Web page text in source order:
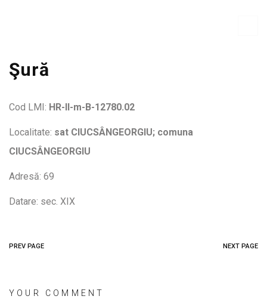
Şură
Cod LMI: HR-II-m-B-12780.02
Localitate: sat CIUCSÂNGEORGIU; comuna
CIUCSÂNGEORGIU
Adresă: 69
Datare: sec. XIX
PREV PAGE NEXT PAGE
YOUR COMMENT